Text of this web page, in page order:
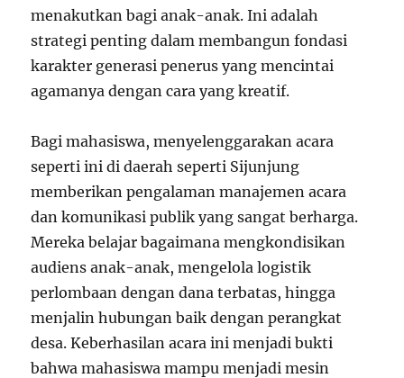
menakutkan bagi anak-anak. Ini adalah
strategi penting dalam membangun fondasi
karakter generasi penerus yang mencintai
agamanya dengan cara yang kreatif.
Bagi mahasiswa, menyelenggarakan acara
seperti ini di daerah seperti Sijunjung
memberikan pengalaman manajemen acara
dan komunikasi publik yang sangat berharga.
Mereka belajar bagaimana mengkondisikan
audiens anak-anak, mengelola logistik
perlombaan dengan dana terbatas, hingga
menjalin hubungan baik dengan perangkat
desa. Keberhasilan acara ini menjadi bukti
bahwa mahasiswa mampu menjadi mesin